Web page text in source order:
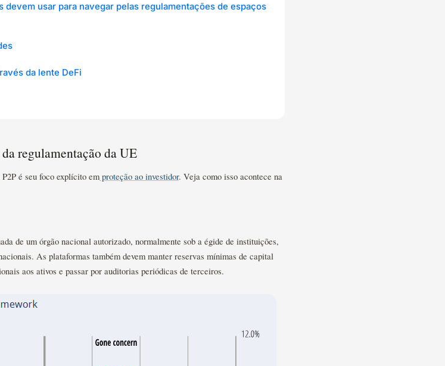
usar para navegar pelas regulamentações de espaços
da lente DeFi
regulamentação da UE
é seu foco explícito emproteção ao investidor. Veja como isso acontece na
de um órgão nacional autorizado, normalmente sob a égide de instituições,
As plataformas também devem manter reservas mínimas de capital
aos ativos e passar por auditorias periódicas de terceiros.